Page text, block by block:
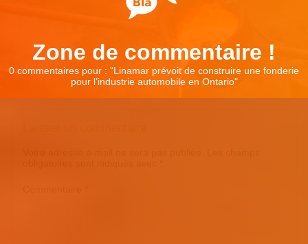
Zone de commentaire !
0 commentaires pour : "Linamar prévoit de construire une fonderie
pour l’industrie automobile en Ontario"